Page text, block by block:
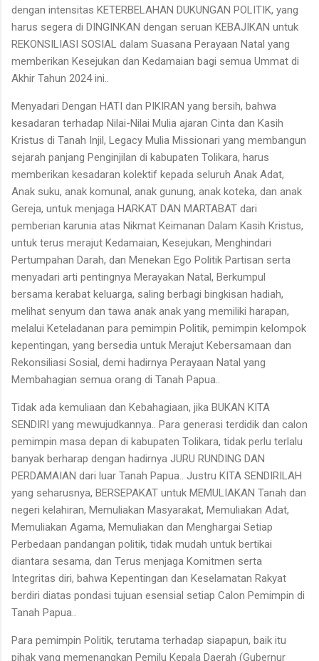
dengan intensitas KETERBELAHAN DUKUNGAN POLITIK, yang
harus segera di DINGINKAN dengan seruan KEBAJIKAN untuk
REKONSILIASI SOSIAL dalam Suasana Perayaan Natal yang
memberikan Kesejukan dan Kedamaian bagi semua Ummat di
Akhir Tahun 2024 ini..
Menyadari Dengan HATI dan PIKIRAN yang bersih, bahwa
kesadaran terhadap Nilai-Nilai Mulia ajaran Cinta dan Kasih
Kristus di Tanah Injil, Legacy Mulia Missionari yang membangun
sejarah panjang Penginjilan di kabupaten Tolikara, harus
memberikan kesadaran kolektif kepada seluruh Anak Adat,
Anak suku, anak komunal, anak gunung, anak koteka, dan anak
Gereja, untuk menjaga HARKAT DAN MARTABAT dari
pemberian karunia atas Nikmat Keimanan Dalam Kasih Kristus,
untuk terus merajut Kedamaian, Kesejukan, Menghindari
Pertumpahan Darah, dan Menekan Ego Politik Partisan serta
menyadari arti pentingnya Merayakan Natal, Berkumpul
bersama kerabat keluarga, saling berbagi bingkisan hadiah,
melihat senyum dan tawa anak anak yang memiliki harapan,
melalui Keteladanan para pemimpin Politik, pemimpin kelompok
kepentingan, yang bersedia untuk Merajut Kebersamaan dan
Rekonsiliasi Sosial, demi hadirnya Perayaan Natal yang
Membahagian semua orang di Tanah Papua..
Tidak ada kemuliaan dan Kebahagiaan, jika BUKAN KITA
SENDIRI yang mewujudkannya.. Para generasi terdidik dan calon
pemimpin masa depan di kabupaten Tolikara, tidak perlu terlalu
banyak berharap dengan hadirnya JURU RUNDING DAN
PERDAMAIAN dari luar Tanah Papua.. Justru KITA SENDIRILAH
yang seharusnya, BERSEPAKAT untuk MEMULIAKAN Tanah dan
negeri kelahiran, Memuliakan Masyarakat, Memuliakan Adat,
Memuliakan Agama, Memuliakan dan Menghargai Setiap
Perbedaan pandangan politik, tidak mudah untuk bertikai
diantara sesama, dan Terus menjaga Komitmen serta
Integritas diri, bahwa Kepentingan dan Keselamatan Rakyat
berdiri diatas pondasi tujuan esensial setiap Calon Pemimpin di
Tanah Papua..
Para pemimpin Politik, terutama terhadap siapapun, baik itu
pihak yang memenangkan Pemilu Kepala Daerah (Gubernur